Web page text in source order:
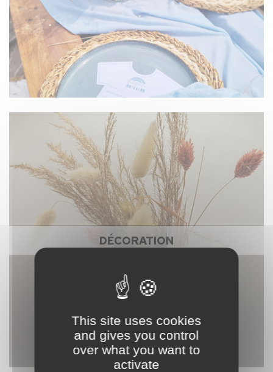
DÉCORATION
This site uses cookies
and gives you control
over what you want to
activate